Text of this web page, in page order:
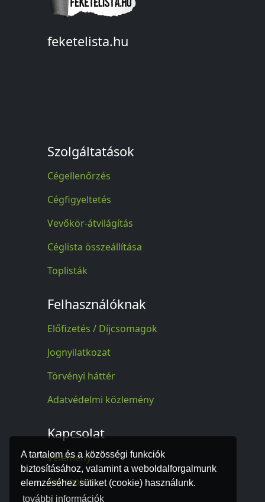
A tartalom és a közösségi funkciók
biztosításához, valamint a weboldalforgalmunk
elemzéséhez sütiket (cookie) használunk.
további információk
feketelista.hu
Szolgáltatások
Cégellenőrzés
Cégfigyeltetés
Vevőkör-átvilágítás
Céglista összeállítása
Toplisták
Felhasználóknak
Előfizetés / Díjcsomagok
Jognyilatkozat
Törvényi háttér
Adatvédelmi közlemény
Kapcsolat
Vélemény
Kapcsolat